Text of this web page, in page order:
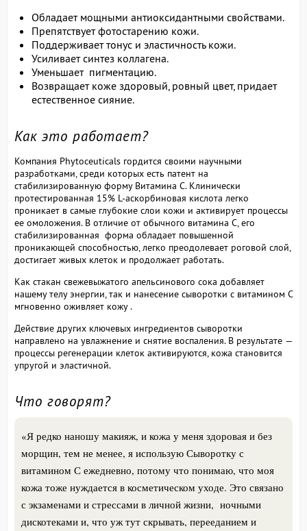
Обладает мощными антиоксидантными свойствами.
Препятствует фотостарению кожи.
Поддерживает тонус и эластичность кожи.
Усиливает синтез коллагена.
Уменьшает пигментацию.
Возвращает коже здоровый, ровный цвет, придает
естественное сияние.
Как это работает?
Компания Phytoceuticals гордится своими научными
разработками, среди которых есть патент на
стабилизированную форму Витамина С. Клинически
протестированная 15% L-аскорбиновая кислота легко
проникает в самые глубокие слои кожи и активирует процессы
ее омоложения. В отличие от обычного витамина С, его
стабилизированная форма обладает повышенной
проникающей способностью, легко преодолевает роговой слой,
достигает живых клеток и продолжает работать.
Как стакан свежевыжатого апельсинового сока добавляет
нашему телу энергии, так и нанесение сыворотки с витамином С
мгновенно оживляет кожу .
Действие других ключевых ингредиентов сыворотки
направлено на увлажнение и снятие воспаления. В результате —
процессы регенерации клеток активируются, кожа становится
упругой и эластичной.
Что говорят?
«Я редко наношу макияж, и кожа у меня здоровая и без
морщин, тем не менее, я использую Сыворотку с
витамином С ежедневно, потому что понимаю, что моя
кожа тоже нуждается в косметическом уходе. Это связано
с экзаменами и стрессами в личной жизни, ночными
дискотеками и, что уж тут скрывать, перееданием и